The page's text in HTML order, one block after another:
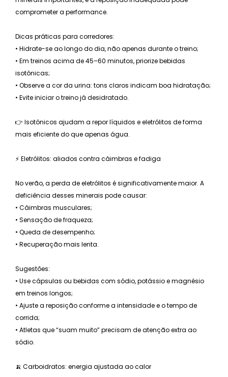
comprometer a performance.
Dicas práticas para corredores:
• Hidrate-se ao longo do dia, não apenas durante o treino;
• Em treinos acima de 45–60 minutos, priorize bebidas
isotônicas;
• Observe a cor da urina: tons claros indicam boa hidratação;
• Evite iniciar o treino já desidratado.
👉 Isotônicos ajudam a repor líquidos e eletrólitos de forma
mais eficiente do que apenas água.
⚡ Eletrólitos: aliados contra câimbras e fadiga
No verão, a perda de eletrólitos é significativamente maior. A
deficiência desses minerais pode causar:
• Câimbras musculares;
• Sensação de fraqueza;
• Queda de desempenho;
• Recuperação mais lenta.
Sugestões:
• Use cápsulas ou bebidas com sódio, potássio e magnésio
em treinos longos;
• Ajuste a reposição conforme a intensidade e o tempo de
corrida;
• Atletas que “suam muito” precisam de atenção extra ao
sódio.
🍌 Carboidratos: energia ajustada ao calor